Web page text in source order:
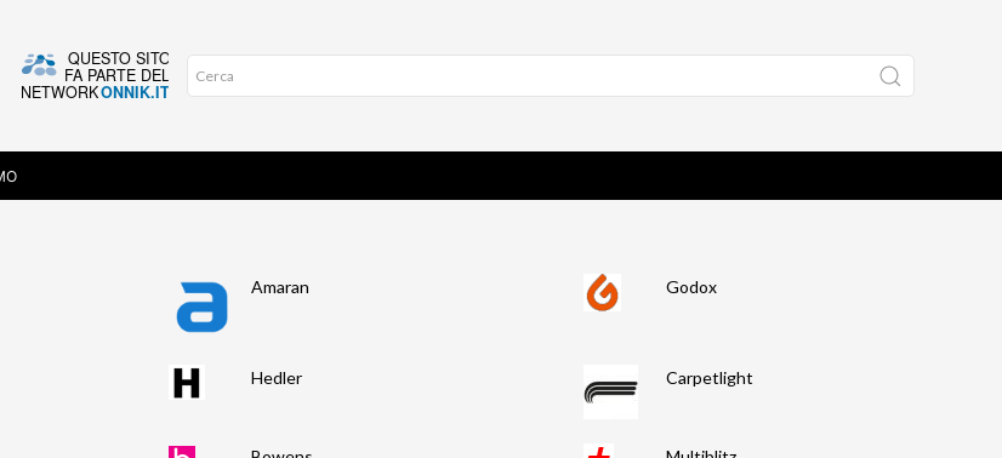
Amaran Godox
Hedler Carpetlight